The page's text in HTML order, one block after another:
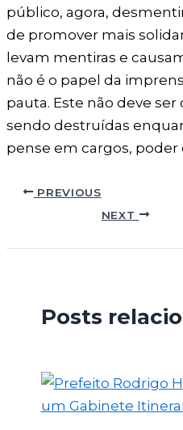
público, agora,
de promover mais
levam mentiras e
não é o papel da
pauta. Este não deve ser
sendo destruídas
pense em cargos, poder
PREVIOUS
NEXT
Posts